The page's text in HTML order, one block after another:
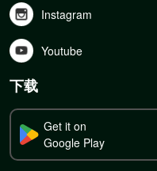
Instagram
Youtube
下载
Get it on
Google Play